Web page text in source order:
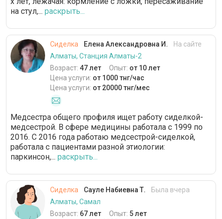
на стул,... раскрыть...
Сиделка Елена Александровна И.
На сайте
Алматы, Станция Алматы-2
Возраст: 47 лет Опыт: от 10 лет
Цена услуги: от 1000 тнг/час
Цена услуги: от 20000 тнг/мес
Медсестра общего профиля ищет работу сиделкой-
медсестрой. В сфере медицины работала с 1999 по
2016. С 2016 года работаю медсестрой-сиделкой,
работала с пациентами разной этиологии:
паркинсон,... раскрыть...
Сиделка Сауле Набиевна Т.
Была вчера
Алматы, Самал
Возраст: 67 лет Опыт: 5 лет